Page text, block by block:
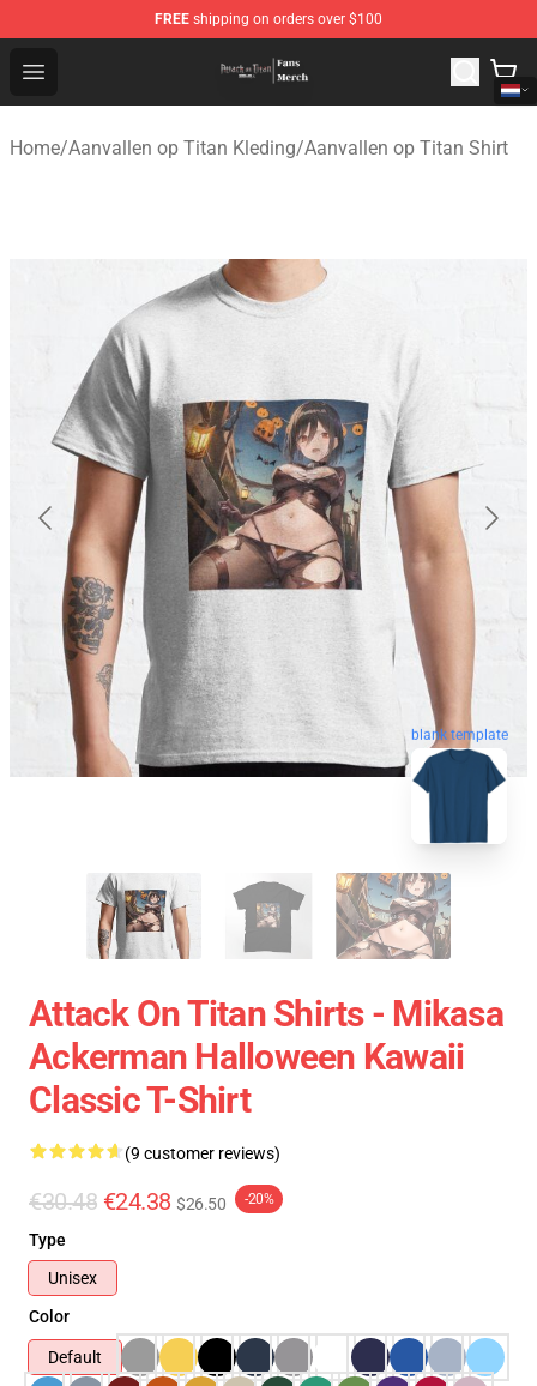
FREE shipping on orders over $100
Open menu
Attack On Titan Store - Official Attack On Titan
Home/Aanvallen op Titan Kleding/Aanvallen op Titan Shirt
blank template
Attack On Titan Shirts - Mikasa
Ackerman Halloween Kawaii
Classic T-Shirt
(9 customer reviews)
€30.48 €24.38 $26.50 -20%
Type
Unisex
Color
Default